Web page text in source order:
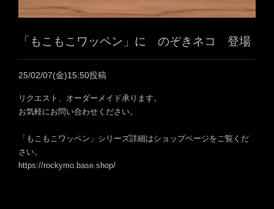
「もこもこワッペン」に のぞきネコ 登場
25/02/07(金)15:50投稿
リクエスト、オーダーメイド承ります。
お気軽にお問い合わせください。
「もこもこワッペン」シリーズ詳細はショップページをご覧くだ
さい。
https://rockymo.base.shop/